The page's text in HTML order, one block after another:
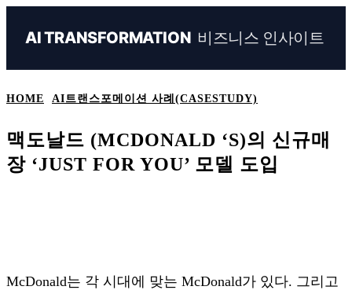
AI TRANSFORMATION 비즈니스 인사이트
HOME AI트랜스포메이션 사례(CASESTUDY)
맥도날드 (MCDONALD ‘S)의 신규매
장 ‘JUST FOR YOU’ 모델 도입
McDonald는 각 시대에 맞는 McDonald가 있다. 그리고